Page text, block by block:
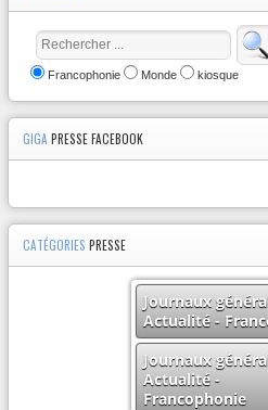
Francophonie Monde kiosque
GIGA PRESSE FACEBOOK
CATÉGORIES PRESSE
Journaux
Actualité -
Journaux
Actualité -
Francophonie